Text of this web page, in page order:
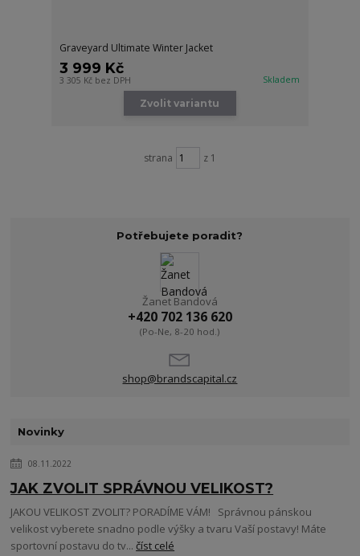
Graveyard Ultimate Winter Jacket
3 999 Kč
3 305 Kč bez DPH Skladem
Zvolit variantu
strana z 1
Potřebujete poradit?
Žanet Bandová
+420 702 136 620
(Po-Ne, 8-20 hod.)
shop@brandscapital.cz
Novinky
08.11.2022
JAK ZVOLIT SPRÁVNOU VELIKOST?
JAKOU VELIKOST ZVOLIT? PORADÍME VÁM! Správnou pánskou
velikost vyberete snadno podle výšky a tvaru Vaší postavy! Máte
sportovní postavu do tv...číst celé